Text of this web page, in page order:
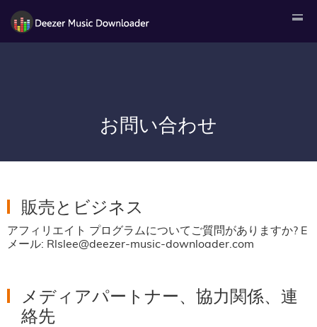
お問い合わせ
販売とビジネス
アフィリエイト プログラムについてご質問がありますか? E
メール: Rlslee@deezer-music-downloader.com
メディアパートナー、協力関係、連
絡先